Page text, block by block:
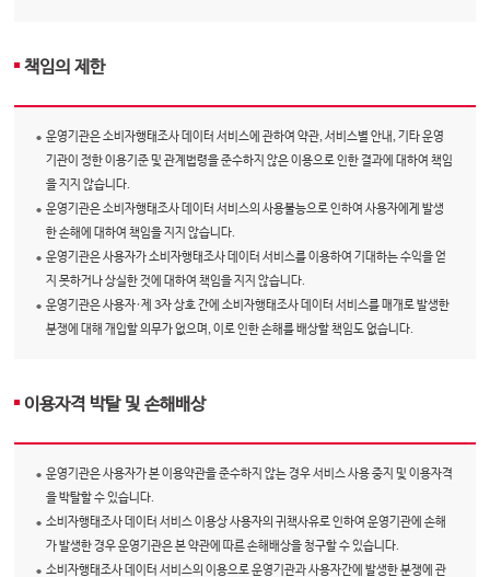
책임의 제한
운영기관은 소비자행태조사 데이터 서비스에 관하여 약관, 서비스별 안내, 기타 운영
기관이 정한 이용기준 및 관계법령을 준수하지 않은 이용으로 인한 결과에 대하여 책임
을 지지 않습니다.
운영기관은 소비자행태조사 데이터 서비스의 사용불능으로 인하여 사용자에게 발생
한 손해에 대하여 책임을 지지 않습니다.
운영기관은 사용자가 소비자행태조사 데이터 서비스를 이용하여 기대하는 수익을 얻
지 못하거나 상실한 것에 대하여 책임을 지지 않습니다.
운영기관은 사용자·제 3자 상호 간에 소비자행태조사 데이터 서비스를 매개로 발생한
분쟁에 대해 개입할 의무가 없으며, 이로 인한 손해를 배상할 책임도 없습니다.
이용자격 박탈 및 손해배상
운영기관은 사용자가 본 이용약관을 준수하지 않는 경우 서비스 사용 중지 및 이용자격
을 박탈할 수 있습니다.
소비자행태조사 데이터 서비스 이용상 사용자의 귀책사유로 인하여 운영기관에 손해
가 발생한 경우 운영기관은 본 약관에 따른 손해배상을 청구할 수 있습니다.
소비자행태조사 데이터 서비스의 이용으로 운영기관과 사용자간에 발생한 분쟁에 관